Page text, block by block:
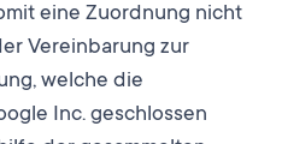
eine Zuordnung nicht
Vereinbarung zur
welche die
Inc. geschlossen